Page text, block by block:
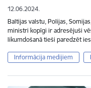
12.06.2024.
Baltijas valstu, Polijas,
ministri kopīgi ir adresējuši
likumdošanā tieši paredzēt
Informācija medijiem